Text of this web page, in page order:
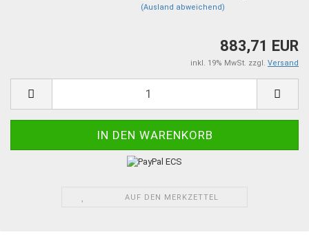
(Ausland abweichend)
883,71 EUR
inkl. 19% MwSt. zzgl. Versand
AUF DEN MERKZETTEL